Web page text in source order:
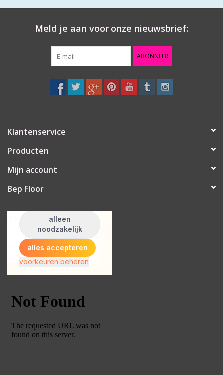
Meld je aan voor onze nieuwsbrief:
ABONNEER
Klantenservice
Producten
Mijn account
Bep Floor